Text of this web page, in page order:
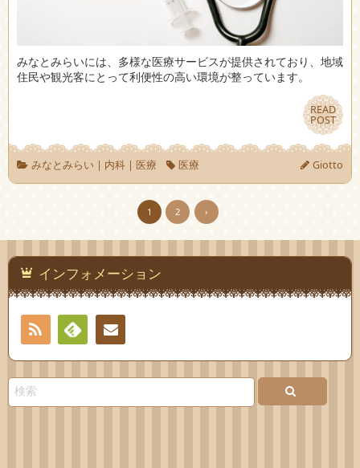
みなとみらいには、多様な医療サービスが提供されており、地域
住民や観光客にとって利便性の高い環境が整っています。
READ
POST
READ
POST
みなとみらい| 内科| 医療 医療 Giotto
1 2 ›
インフォメーション
RSS
Feedlyお問